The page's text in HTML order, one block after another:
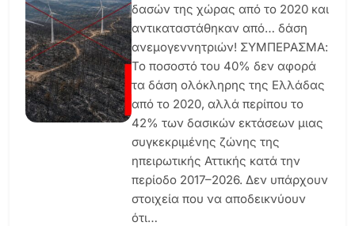
δασών της χώρας από το 2020 και
αντικαταστάθηκαν από… δάση
ανεμογεννητριών! ΣΥΜΠΕΡΑΣΜΑ:
Το ποσοστό του 40% δεν αφορά
τα δάση ολόκληρης της Ελλάδας
από το 2020, αλλά περίπου το
42% των δασικών εκτάσεων μιας
συγκεκριμένης ζώνης της
ηπειρωτικής Αττικής κατά την
περίοδο 2017–2026. Δεν υπάρχουν
στοιχεία που να αποδεικνύουν
ότι…